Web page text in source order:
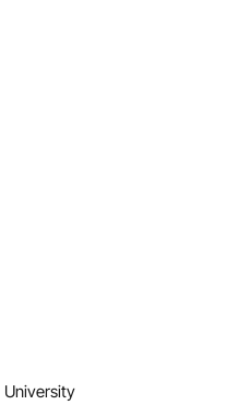
University